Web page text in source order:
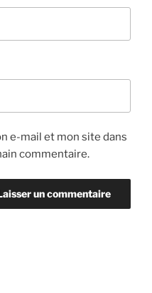
e-mail et mon site dans
commentaire.